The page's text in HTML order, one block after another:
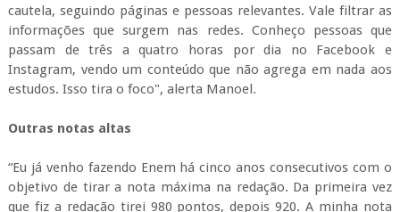
cautela, seguindo páginas e pessoas relevantes. Vale filtrar as
informações que surgem nas redes. Conheço pessoas que
passam de três a quatro horas por dia no Facebook e
Instagram, vendo um conteúdo que não agrega em nada aos
estudos. Isso tira o foco", alerta Manoel.
Outras notas altas
“Eu já venho fazendo Enem há cinco anos consecutivos com o
objetivo de tirar a nota máxima na redação. Da primeira vez
que fiz a redação tirei 980 pontos, depois 920. A minha nota